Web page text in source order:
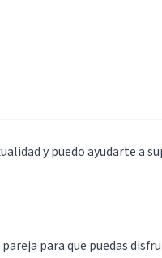
y puedo ayudarte a
para que puedas